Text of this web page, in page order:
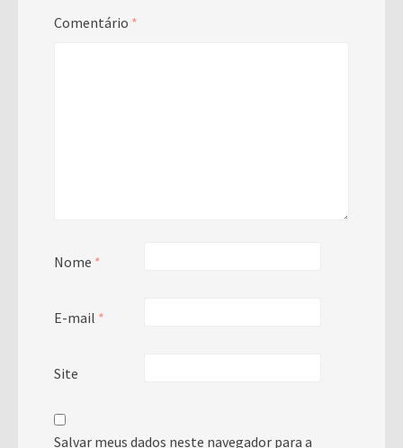
Comentário *
Nome *
E-mail *
Site
Salvar meus dados neste navegador para a